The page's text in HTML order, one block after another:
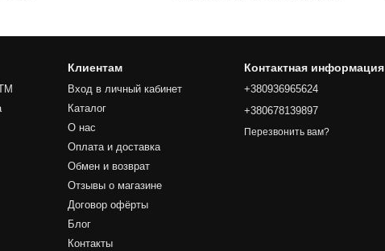
Клиентам
Вход в личный кабинет
Каталог
О нас
Оплата и доставка
Обмен и возврат
Отзывы о магазине
Договор офёрты
Блог
Контакты
Контактная информация
+380936965624
+380678139897
Перезвонить вам?